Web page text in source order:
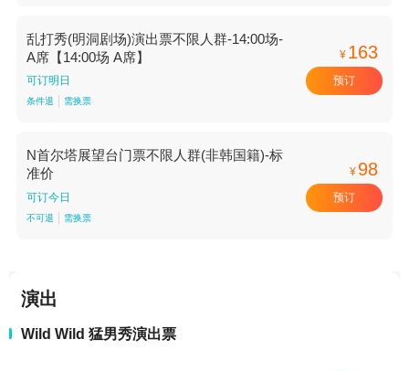
乱打秀(明洞剧场)演出票不限人群-14:00场-
A席【14:00场 A席】
可订明日
条件退 需换票
¥ 163
预订
N首尔塔展望台门票不限人群(非韩国籍)-标
准价
可订今日
不可退 需换票
¥ 98
预订
演出
Wild Wild 猛男秀演出票